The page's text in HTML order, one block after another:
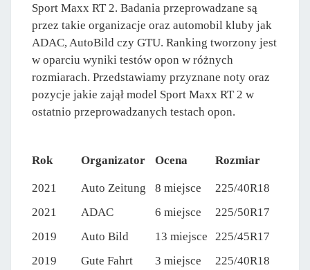
Sport Maxx RT 2. Badania przeprowadzane są
przez takie organizacje oraz automobil kluby jak
ADAC, AutoBild czy GTU. Ranking tworzony jest
w oparciu wyniki testów opon w różnych
rozmiarach. Przedstawiamy przyznane noty oraz
pozycje jakie zajął model Sport Maxx RT 2 w
ostatnio przeprowadzanych testach opon.
Rok Organizator Ocena Rozmiar
2021 Auto Zeitung 8 miejsce
225/40R18
2021
ADAC 6 miejsce
225/50R17
2019
Auto Bild 13 miejsce
225/45R17
2019
Gute Fahrt 3 miejsce
225/40R18